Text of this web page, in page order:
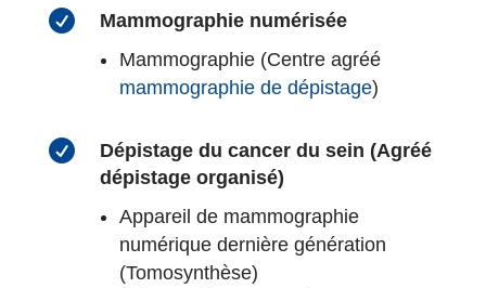

Mammographie numérisée
Mammographie (Centre agréé
mammographie de dépistage)

Dépistage du cancer du sein (Agréé
dépistage organisé)
Appareil de mammographie
numérique dernière génération
(Tomosynthèse)